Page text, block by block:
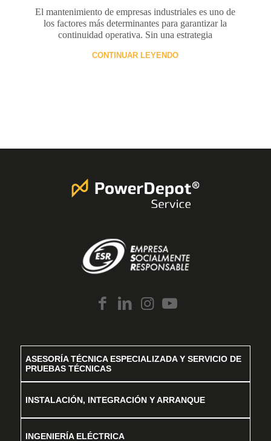
El mantenimiento de empresas industriales es uno de
los factores más determinantes para garantizar la
continuidad operativa. Sin una estrategia
CONTINUAR LEYENDO
ASESORÍA TÉCNICA ESPECIALIZADA Y SERVICIO DE
PRUEBAS TÉCNICAS
INSTALACIÓN, INTEGRACIÓN Y ARRANQUE
INGENIERÍA ELÉCTRICA